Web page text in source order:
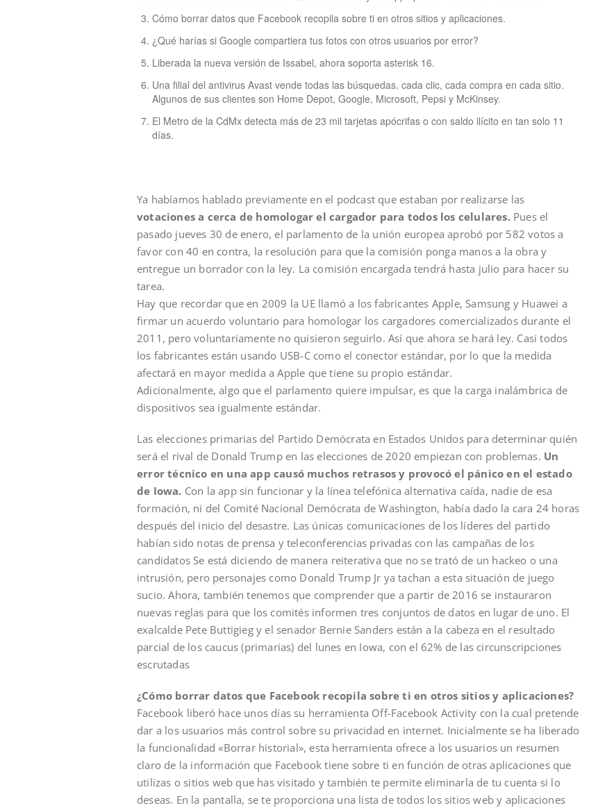
Cómo borrar datos que Facebook recopila sobre ti en otros sitios y aplicaciones.
¿Qué harías si Google compartiera tus fotos con otros usuarios por error?
Liberada la nueva versión de Issabel, ahora soporta asterisk 16.
Una filial del antivirus Avast vende todas las búsquedas. cada clic, cada compra en cada sitio.
Algunos de sus clientes son Home Depot, Google, Microsoft, Pepsi y McKinsey.
El Metro de la CdMx detecta más de 23 mil tarjetas apócrifas o con saldo ilícito en tan solo 11
días.
Ya habíamos hablado previamente en el podcast que estaban por realizarse las
votaciones a cerca de homologar el cargador para todos los celulares.Pues el
pasado jueves 30 de enero, el parlamento de la unión europea aprobó por 582 votos a
favor con 40 en contra, la resolución para que la comisión ponga manos a la obra y
entregue un borrador con la ley. La comisión encargada tendrá hasta julio para hacer su
tarea.
Hay que recordar que en 2009 la UE llamó a los fabricantes Apple, Samsung y Huawei a
firmar un acuerdo voluntario para homologar los cargadores comercializados durante el
2011, pero voluntariamente no quisieron seguirlo. Así que ahora se hará ley. Casi todos
los fabricantes están usando USB-C como el conector estándar, por lo que la medida
afectará en mayor medida a Apple que tiene su propio estándar.
Adicionalmente, algo que el parlamento quiere impulsar, es que la carga inalámbrica de
dispositivos sea igualmente estándar.
Las elecciones primarias del Partido Demócrata en Estados Unidos para determinar quién
será el rival de Donald Trump en las elecciones de 2020 empiezan con problemas. Un
error técnico en una app causó muchos retrasos y provocó el pánico en el estado
de Iowa. Con la app sin funcionar y la línea telefónica alternativa caída, nadie de esa
formación, ni del Comité Nacional Demócrata de Washington, había dado la cara 24 horas
después del inicio del desastre. Las únicas comunicaciones de los líderes del partido
habían sido notas de prensa y teleconferencias privadas con las campañas de los
candidatos Se está diciendo de manera reiterativa que no se trató de un hackeo o una
intrusión, pero personajes como Donald Trump Jr ya tachan a esta situación de juego
sucio. Ahora, también tenemos que comprender que a partir de 2016 se instauraron
nuevas reglas para que los comités informen tres conjuntos de datos en lugar de uno. El
exalcalde Pete Buttigieg y el senador Bernie Sanders están a la cabeza en el resultado
parcial de los caucus (primarias) del lunes en Iowa, con el 62% de las circunscripciones
escrutadas
¿Cómo borrar datos que Facebook recopila sobre ti en otros sitios y aplicaciones?
Facebook liberó hace unos días su herramienta Off-Facebook Activity con la cual pretende
dar a los usuarios más control sobre su privacidad en internet. Inicialmente se ha liberado
la funcionalidad «Borrar historial», esta herramienta ofrece a los usuarios un resumen
claro de la información que Facebook tiene sobre ti en función de otras aplicaciones que
utilizas o sitios web que has visitado y también te permite eliminarla de tu cuenta si lo
deseas. En la pantalla, se te proporciona una lista de todos los sitios web y aplicaciones